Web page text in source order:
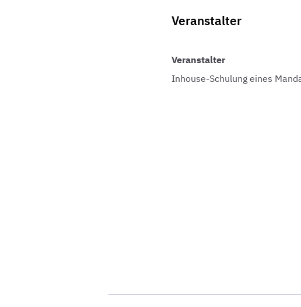
Veranstalter
Veranstalter
Inhouse-Schulung eines